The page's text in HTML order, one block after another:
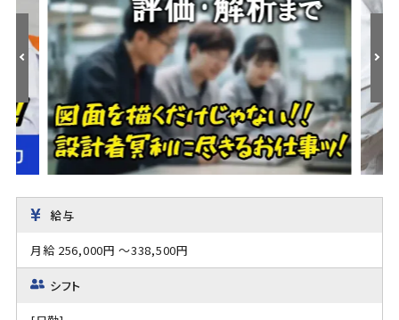
給与
月給 256,000円 ～338,500円
シフト